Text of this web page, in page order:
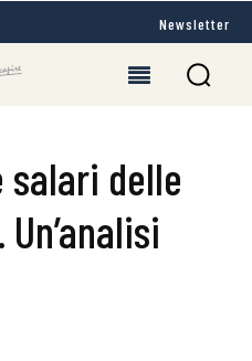
Newsletter
salari delle